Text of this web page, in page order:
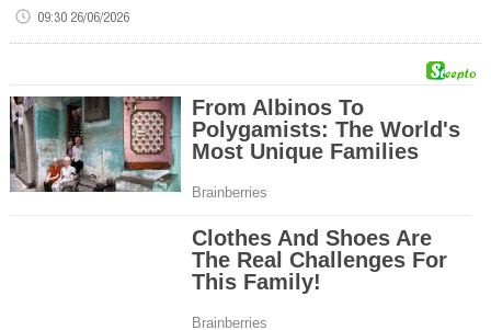
09:30 26/06/2026